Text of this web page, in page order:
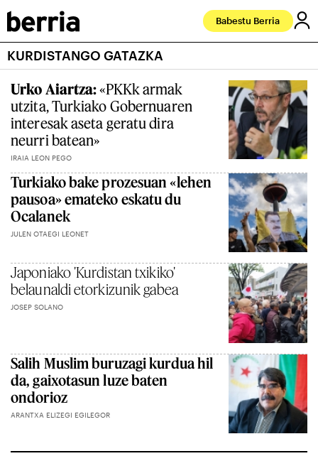
Babestu Berria
KURDISTANGO GATAZKA
Urko Aiartza:«PKKk armak
utzita, Turkiako Gobernuaren
interesak aseta geratu dira
neurri batean»
IRAIA LEON PEGO
Turkiako bake prozesuan «lehen
pausoa» emateko eskatu du
Ocalanek
JULEN OTAEGI LEONET
Japoniako 'Kurdistan txikiko'
belaunaldi etorkizunik gabea
JOSEP SOLANO
Salih Muslim buruzagi kurdua hil
da, gaixotasun luze baten
ondorioz
ARANTXA ELIZEGI EGILEGOR